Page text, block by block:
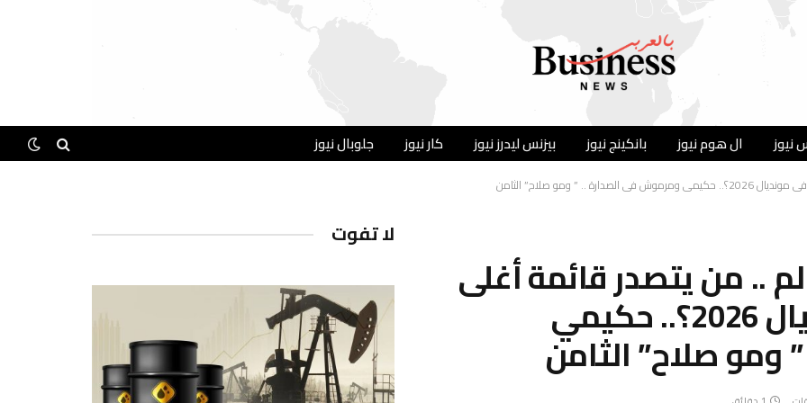
نيوز ال هوم نيوز بانكينج نيوز بيزنس ليدرز نيوز كار نيوز جلوبال نيوز
.. من يتصدر قائمة أغلى
اللاعبين العرب في مونديال 2026؟.. حكيمي
صلاح” الثامن
لا تفوت